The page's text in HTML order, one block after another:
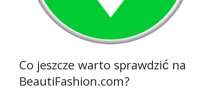
Co jeszcze warto sprawdzić na
BeautiFashion.com?